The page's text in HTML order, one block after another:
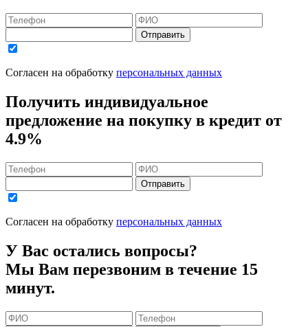
Отправить
Согласен на обработку персональных данных
Получить индивидуальное
предложение на покупку в кредит от
4.9%
Отправить
Согласен на обработку персональных данных
У Вас остались вопросы?
Мы Вам перезвоним в течение 15
минут.